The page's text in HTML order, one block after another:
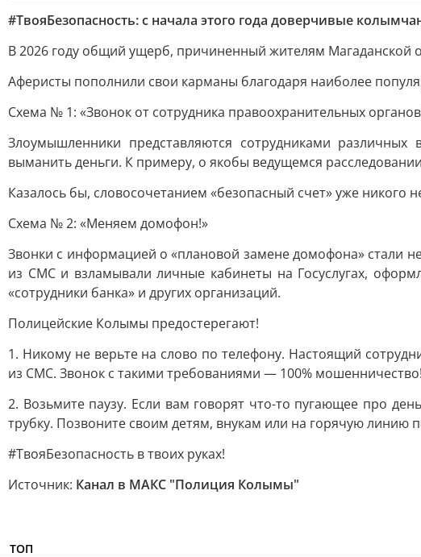
#ТвояБезопасность: с начала этого года доверчивые
В 2026 году общий ущерб, причиненный жителям Магаданской
Аферисты пополнили свои карманы благодаря наиболее
Схема № 1: «Звонок от сотрудника правоохранительных
Злоумышленники представляются сотрудниками
выманить деньги. К примеру, о якобы ведущемся
Казалось бы, словосочетанием «безопасный счет» уже никого
Схема № 2: «Меняем домофон!»
Звонки с информацией о «плановой замене домофона» стали
из СМС и взламывали личные кабинеты на Госуслугах,
«сотрудники банка» и других организаций.
Полицейские Колымы предостерегают!
1. Никому не верьте на слово по телефону. Настоящий
из СМС. Звонок с такими требованиями — 100% мошенничество!
2. Возьмите паузу. Если вам говорят что-то пугающее про
трубку. Позвоните своим детям, внукам или на горячую
#ТвояБезопасность в твоих руках!
Источник: Канал в МАКС "Полиция Колымы"
ТОП